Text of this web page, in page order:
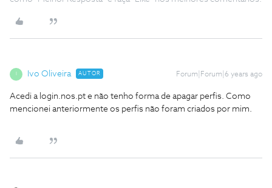
Ivo Oliveira AUTOR Forum|Forum|6 years ago
Acedi a login.nos.pt e não tenho forma de apagar perfis. Como
mencionei anteriormente os perfis não foram criados por mim.